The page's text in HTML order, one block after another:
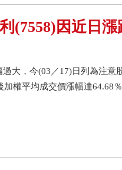
(7558)因近日
過大，今(03／17)日列為注
權平均成交價漲幅達64.68％